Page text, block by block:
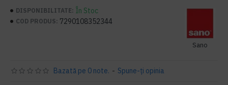
DISPONIBILITATE: În Stoc
COD PRODUS: 7290108352344
Sano
Bazată pe 0 note. - Spune-ţi opinia